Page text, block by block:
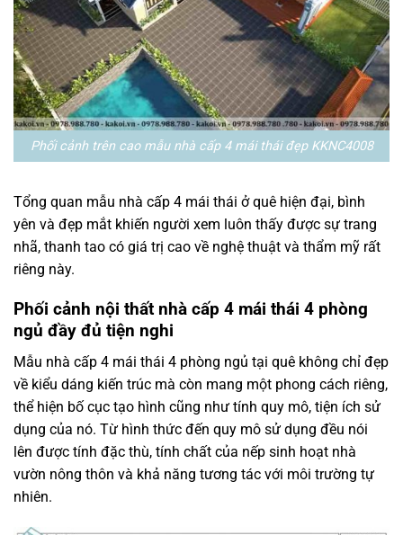
Phối cảnh trên cao mẫu nhà cấp 4 mái thái đẹp KKNC4008
Tổng quan mẫu nhà cấp 4 mái thái ở quê hiện đại, bình
yên và đẹp mắt khiến người xem luôn thấy được sự trang
nhã, thanh tao có giá trị cao về nghệ thuật và thẩm mỹ rất
riêng này.
Phối cảnh nội thất nhà cấp 4 mái thái 4 phòng
ngủ đầy đủ tiện nghi
Mẫu nhà cấp 4 mái thái 4 phòng ngủ tại quê không chỉ đẹp
về kiểu dáng kiến trúc mà còn mang một phong cách riêng,
thể hiện bố cục tạo hình cũng như tính quy mô, tiện ích sử
dụng của nó. Từ hình thức đến quy mô sử dụng đều nói
lên được tính đặc thù, tính chất của nếp sinh hoạt nhà
vườn nông thôn và khả năng tương tác với môi trường tự
nhiên.